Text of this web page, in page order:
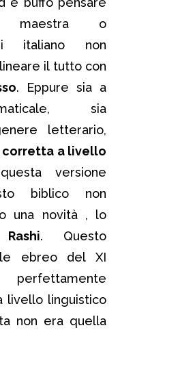
maestra o
italiano non
il tutto con
. Eppure sia a
sia
letterario,
corretta a livello
versione
biblico non
una novità , lo
Rashi. Questo
ebreo del XI
livello linguistico
non era quella